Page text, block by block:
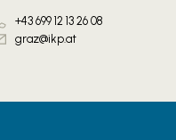
+43 699 12 13 26 08
graz@ikp.at